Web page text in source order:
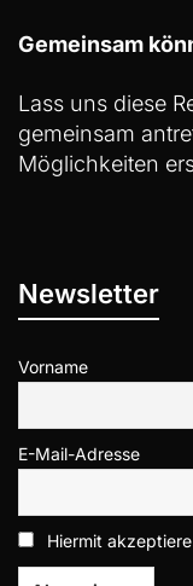
Gemeinsam
Lass uns diese
gemeinsam
Möglichkeiten
Newsletter
Vorname
E-Mail-Adresse
Hiermit